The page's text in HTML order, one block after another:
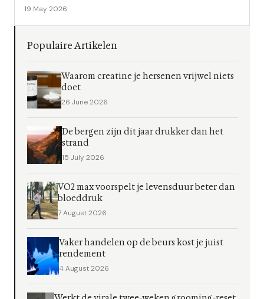
19 May 2026
Populaire Artikelen
Waarom creatine je hersenen vrijwel niets
doet
26 June 2026
De bergen zijn dit jaar drukker dan het
strand
15 July 2026
VO2 max voorspelt je levensduur beter dan
bloeddruk
7 August 2026
Vaker handelen op de beurs kost je juist
rendement
4 August 2026